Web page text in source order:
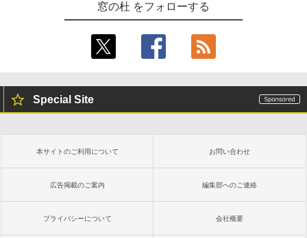
窓の杜 をフォローする
Special Site
本サイトのご利用について お問い合わせ
広告掲載のご案内 編集部へのご連絡
プライバシーについて 会社概要